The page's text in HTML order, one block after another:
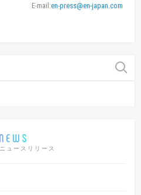
ニュースリリース
E-mail:en-press@en-japan.com